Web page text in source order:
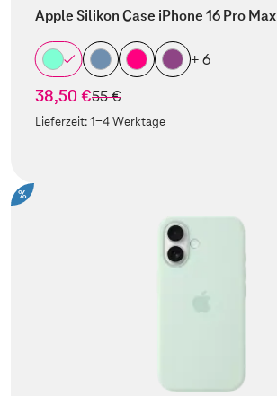
Apple Silikon Case iPhone 16 Pro Max
+ 6
38,50 €statt
55 €
Lieferzeit:1-4 Werktage
%